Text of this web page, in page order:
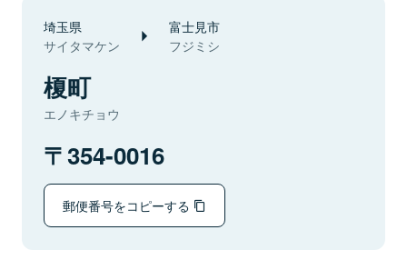
埼玉県
サイタマケン
富士見市
フジミシ
榎町
エノキチョウ
354-0016
郵便番号をコピーする